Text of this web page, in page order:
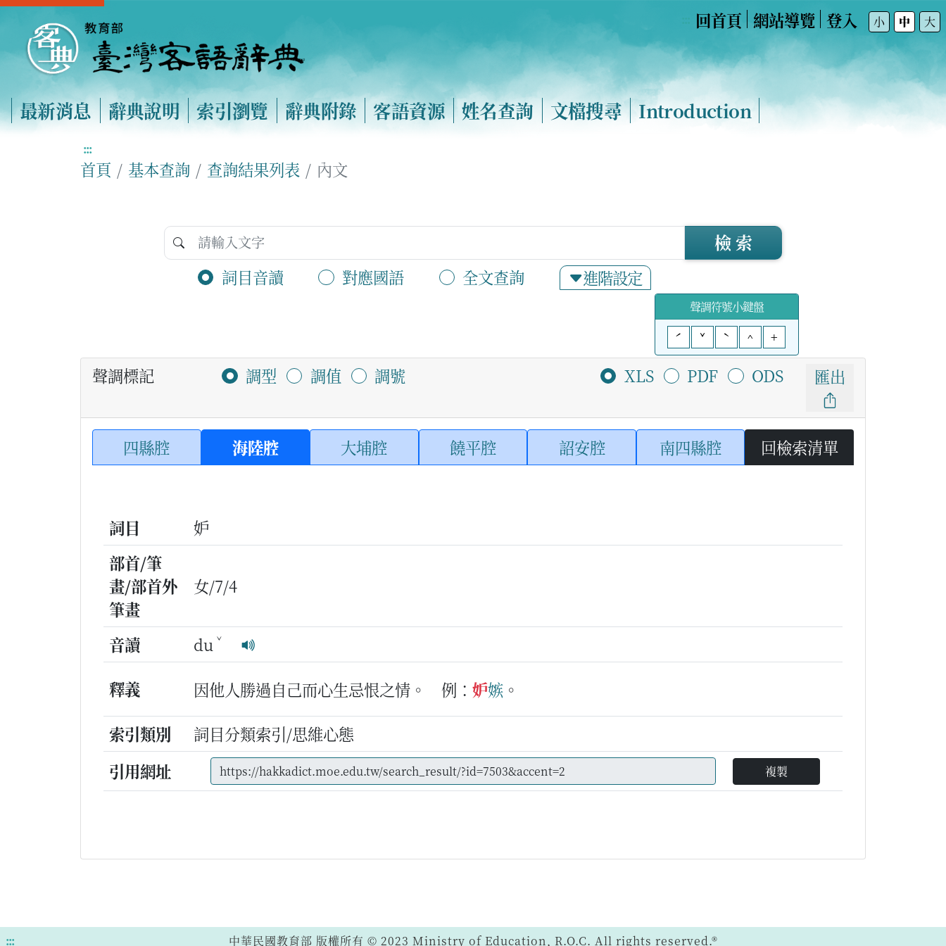
回首頁 網站導覽 登入 小 中 大
最新消息 辭典說明 索引瀏覽 辭典附錄 客語資源 姓名查詢 文檔搜尋 Introduction
:::
首頁 基本查詢 查詢結果列表 內文
詞目音讀 對應國語 全文查詢 進階設定
檢 索
聲調符號小鍵盤
ˊ
ˇ ˋ ^ +
聲調標記 調型 調值 調號 XLS PDF ODS 匯出
四縣腔 海陸腔 大埔腔 饒平腔 詔安腔 南四縣腔 回檢索清單
詞目
妒
部首/筆
畫/部首外
筆畫
女/7/4
音讀 du ˇ
釋義 因他人勝過自己而心生忌恨之情。 例： 妒嫉 。
索引類別
詞目分類索引/思維心態
引用網址
複製
::: 中華民國教育部 版權所有 © 2023 Ministry of Education, R.O.C. All rights reserved.®